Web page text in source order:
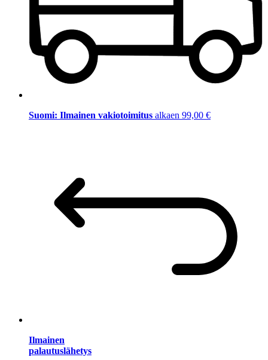
Suomi: Ilmainen vakiotoimitus alkaen 99,00 €
Ilmainen
palautuslähetys